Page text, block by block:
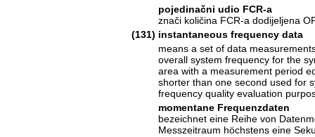
pojedinačni udio FCR-a
znači količina FCR-a dodijeljena
(131) instantaneous frequency data
means a set of data
overall system frequency for the
area with a measurement period
shorter than one second used for
frequency quality evaluation
momentane Frequenzdaten
bezeichnet eine Reihe von
Messzeitraum höchstens eine